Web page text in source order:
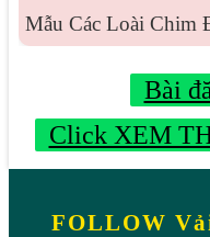
Mẫu Các Loài Chim
Bài
Click XEM
FOLLOW